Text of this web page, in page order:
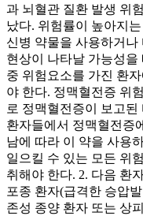
과 뇌혈관 질환 발생 위
났다. 위험률이 높아지
신병 약물을 사용하거나
현상이 나타날 가능성을
중 위험요소를 가진 환
야 한다. 정맥혈전증 위
로 정맥혈전증이 보고
환자들에서 정맥혈전증
남에 따라 이 약을 사용
일으킬 수 있는 모든 위
취해야 한다. 2. 다음 환
포종 환자(급격한 승압
존성 종양 환자 또는 상